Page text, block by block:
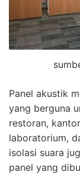
Panel akustik
yang berguna
restoran,
laboratorium,
isolasi suara
panel yang